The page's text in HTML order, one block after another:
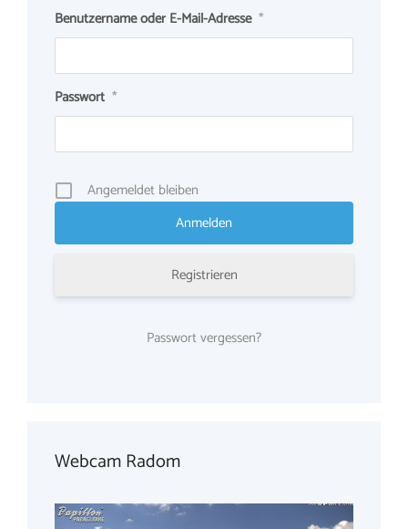
Benutzername oder E-Mail-Adresse *
Passwort *
Angemeldet bleiben
Registrieren
Passwort vergessen?
Webcam Radom